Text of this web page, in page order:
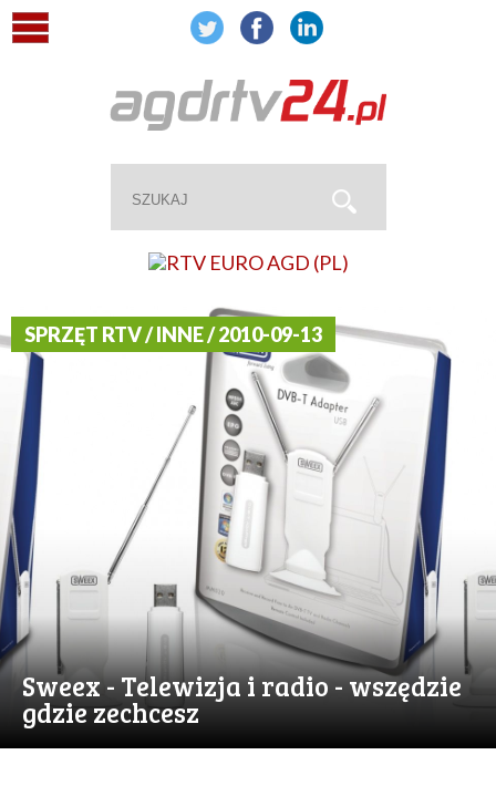
SPRZĘT RTV / INNE / 2010-09-13
Sweex - Telewizja i radio - wszędzie
gdzie zechcesz